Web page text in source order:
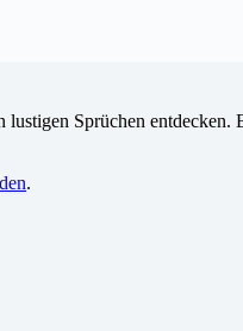
Sprüchen
.